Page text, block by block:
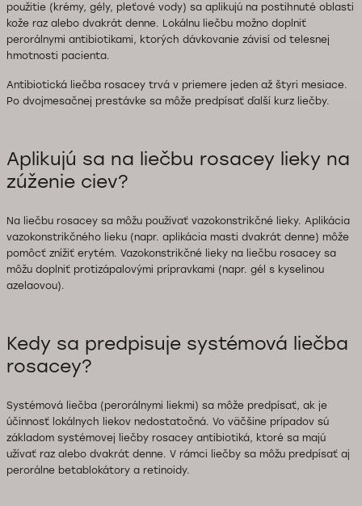
použitie (krémy, gély, pleťové vody) sa aplikujú na postihnuté oblasti
kože raz alebo dvakrát denne. Lokálnu liečbu možno doplniť
perorálnymi antibiotikami, ktorých dávkovanie závisí od telesnej
hmotnosti pacienta.
Antibiotická liečba rosacey trvá v priemere jeden až štyri mesiace.
Po dvojmesačnej prestávke sa môže predpísať ďalší kurz liečby.
Aplikujú sa na liečbu rosacey lieky na
zúženie ciev?
Na liečbu rosacey sa môžu používať vazokonstrikčné lieky. Aplikácia
vazokonstrikčného lieku (napr. aplikácia masti dvakrát denne) môže
pomôcť znížiť erytém. Vazokonstrikčné lieky na liečbu rosacey sa
môžu doplniť protizápalovými prípravkami (napr. gél s kyselinou
azelaovou).
Kedy sa predpisuje systémová liečba
rosacey?
Systémová liečba (perorálnymi liekmi) sa môže predpísať, ak je
účinnosť lokálnych liekov nedostatočná. Vo väčšine prípadov sú
základom systémovej liečby rosacey antibiotiká, ktoré sa majú
užívať raz alebo dvakrát denne. V rámci liečby sa môžu predpísať aj
perorálne betablokátory a retinoidy.